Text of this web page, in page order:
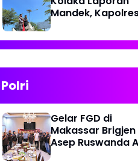
Mandek,
Perkap dan
Kepastian Hukum
Polri
Gelar FGD di
Makassar Brigjen
Asep Ruswanda